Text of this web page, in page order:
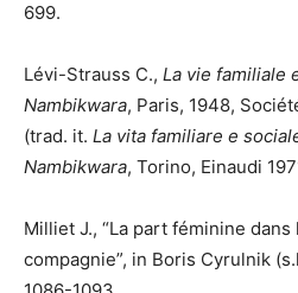
699.
Lévi-Strauss C., La vie familiale
Nambikwara, Paris, 1948,
(trad. it. La vita familiare e
Nambikwara, Torino, Einaudi
Milliet J., “La part féminine
compagnie”, in Boris Cyrulnik